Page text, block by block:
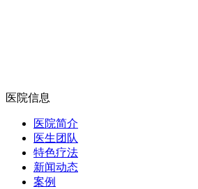
医院信息
医院简介
医生团队
特色疗法
新闻动态
案例